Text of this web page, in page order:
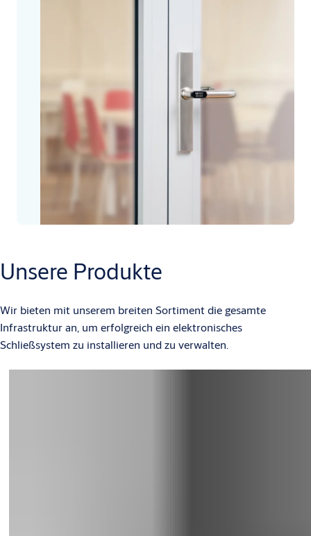
Unsere Produkte
Wir bieten mit unserem breiten Sortiment die gesamte
Infrastruktur an, um erfolgreich ein elektronisches
Schließsystem zu installieren und zu verwalten.